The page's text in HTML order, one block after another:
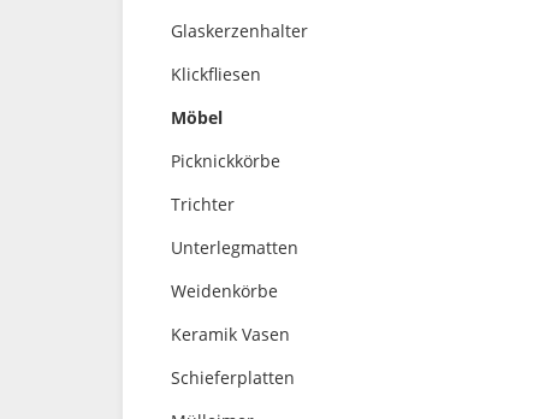
Glaskerzenhalter
Klickfliesen
Möbel
Picknickkörbe
Trichter
Unterlegmatten
Weidenkörbe
Keramik Vasen
Schieferplatten